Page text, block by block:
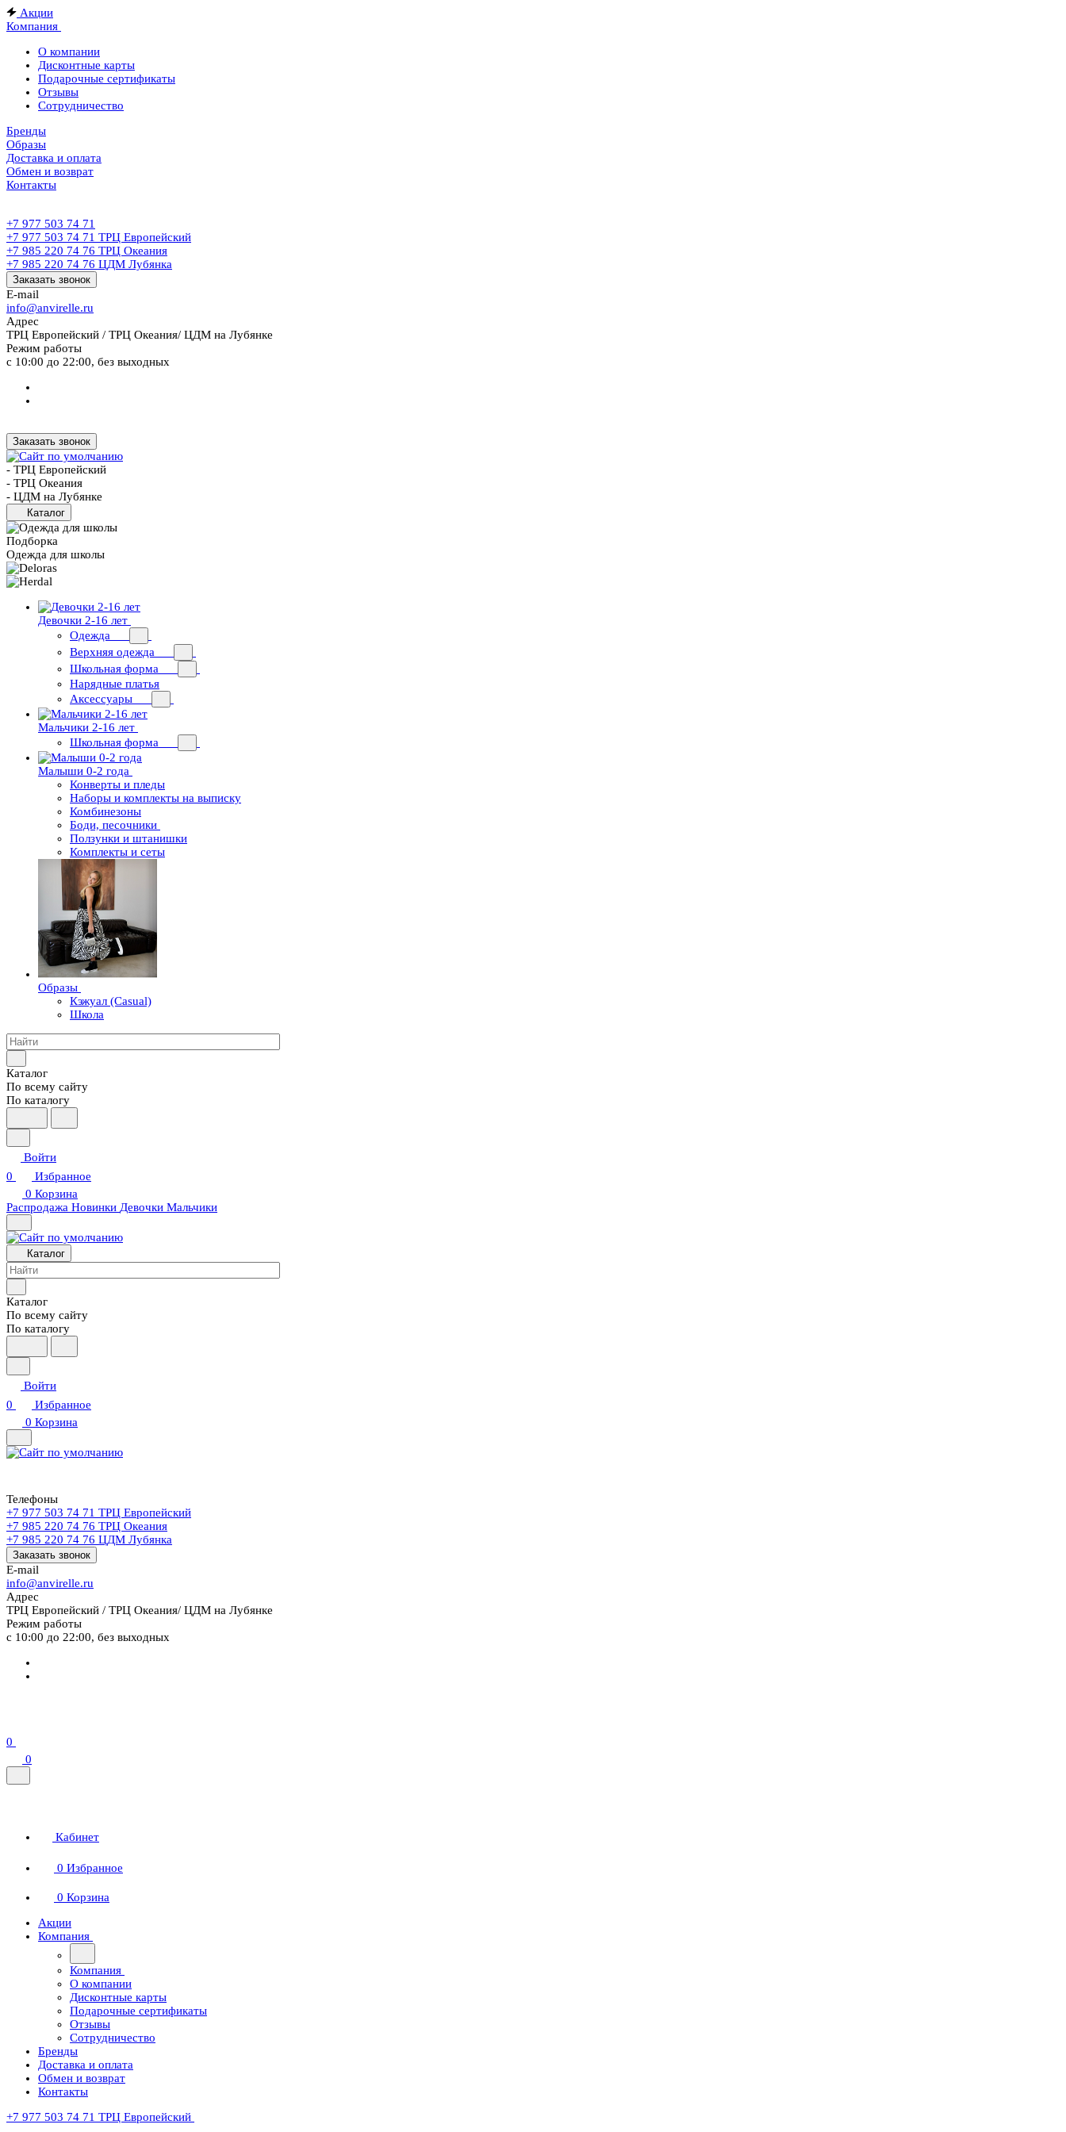
Акции
Компания
О компании
Дисконтные карты
Подарочные сертификаты
Отзывы
Сотрудничество
Бренды
Образы
Доставка и оплата
Обмен и возврат
Контакты
+7 977 503 74 71
+7 977 503 74 71 ТРЦ Европейский
+7 985 220 74 76 ТРЦ Океания
+7 985 220 74 76 ЦДМ Лубянка
Заказать звонок
E-mail
info@anvirelle.ru
Адрес
ТРЦ Европейский / ТРЦ Океания/ ЦДМ на Лубянке
Режим работы
с 10:00 до 22:00, без выходных
Заказать звонок
- ТРЦ Европейский
- ТРЦ Океания
- ЦДМ на Лубянке
Каталог
Подборка
Одежда для школы
Девочки 2-16 лет
Одежда
Верхняя одежда
Школьная форма
Нарядные платья
Аксессуары
Мальчики 2-16 лет
Школьная форма
Малыши 0-2 года
Конверты и пледы
Наборы и комплекты на выписку
Комбинезоны
Боди, песочники
Ползунки и штанишки
Комплекты и сеты
Образы
Кэжуал (Casual)
Школа
Каталог
По всему сайту
По каталогу
Войти
0
Избранное
0 Корзина
Распродажа Новинки Девочки Мальчики
Каталог
Каталог
По всему сайту
По каталогу
Войти
0
Избранное
0 Корзина
Телефоны
+7 977 503 74 71 ТРЦ Европейский
+7 985 220 74 76 ТРЦ Океания
+7 985 220 74 76 ЦДМ Лубянка
Заказать звонок
E-mail
info@anvirelle.ru
Адрес
ТРЦ Европейский / ТРЦ Океания/ ЦДМ на Лубянке
Режим работы
с 10:00 до 22:00, без выходных
0
0
Кабинет
0 Избранное
0 Корзина
Акции
Компания
Компания
О компании
Дисконтные карты
Подарочные сертификаты
Отзывы
Сотрудничество
Бренды
Доставка и оплата
Обмен и возврат
Контакты
+7 977 503 74 71 ТРЦ Европейский